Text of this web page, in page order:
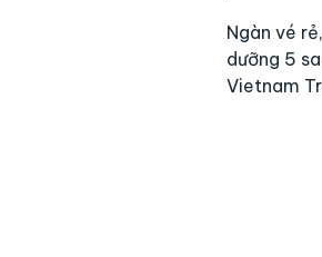
Ngàn vé
dưỡng 5
Vietnam